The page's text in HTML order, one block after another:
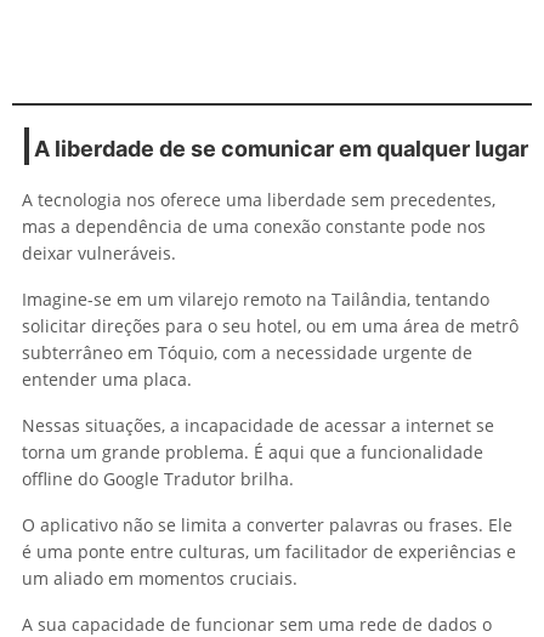
A liberdade de se comunicar em qualquer lugar
A tecnologia nos oferece uma liberdade sem precedentes,
mas a dependência de uma conexão constante pode nos
deixar vulneráveis.
Imagine-se em um vilarejo remoto na Tailândia, tentando
solicitar direções para o seu hotel, ou em uma área de metrô
subterrâneo em Tóquio, com a necessidade urgente de
entender uma placa.
Nessas situações, a incapacidade de acessar a internet se
torna um grande problema. É aqui que a funcionalidade
offline do Google Tradutor brilha.
O aplicativo não se limita a converter palavras ou frases. Ele
é uma ponte entre culturas, um facilitador de experiências e
um aliado em momentos cruciais.
A sua capacidade de funcionar sem uma rede de dados o